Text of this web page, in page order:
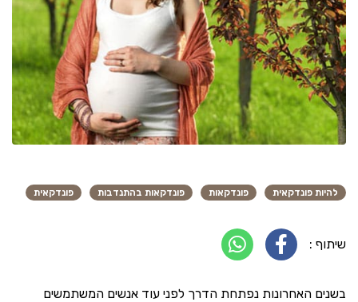
להיות פונדקאית פונדקאות פונדקאות בהתנדבות פונדקאית
שיתוף :
בשנים האחרונות נפתחת הדרך לפני עוד אנשים המשתמשים